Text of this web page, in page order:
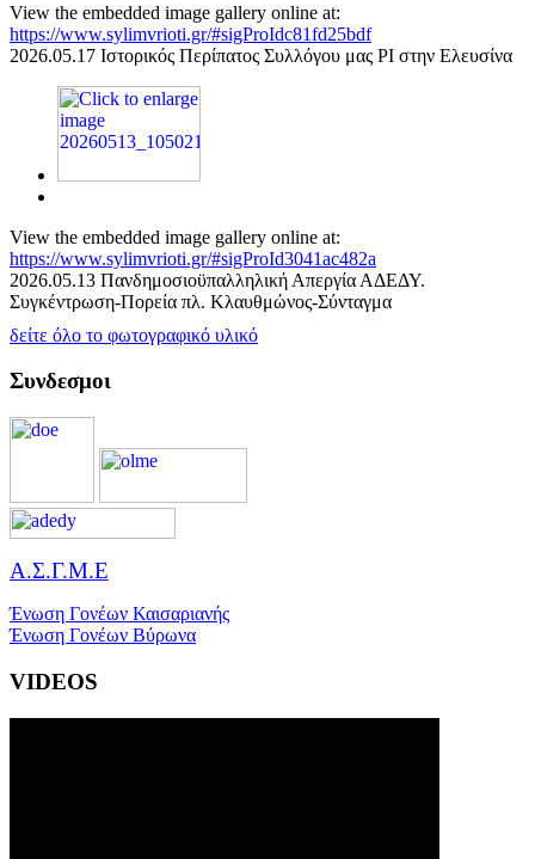
View the embedded image gallery online at:
https://www.sylimvrioti.gr/#sigProIdc81fd25bdf
2026.05.17 Ιστορικός Περίπατος Συλλόγου μας ΡΙ στην Ελευσίνα
View the embedded image gallery online at:
https://www.sylimvrioti.gr/#sigProId3041ac482a
2026.05.13 Πανδημοσιοϋπαλληλική Απεργία ΑΔΕΔΥ.
Συγκέντρωση-Πορεία πλ. Κλαυθμώνος-Σύνταγμα
δείτε όλο το φωτογραφικό υλικό
Συνδεσμοι
Α.Σ.Γ.Μ.Ε
Ένωση Γονέων Καισαριανής
Ένωση Γονέων Βύρωνα
VIDEOS